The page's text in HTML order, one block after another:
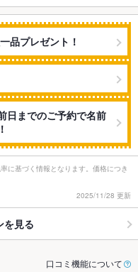
品プレゼント！
日までのご予約で名前
に基づく情報となります。価格につき
2025/11/28 更新
を見る
口コミ機能について